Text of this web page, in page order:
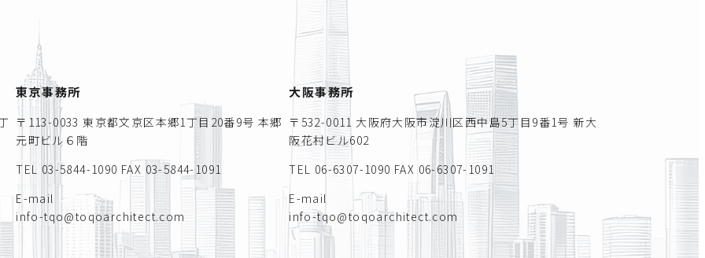
東京事務所
〒113-0033 東京都文京区本郷1丁目20番9号 本郷
元町ビル６階
TEL 03-5844-1090 FAX 03-5844-1091
E-mail
info-tqo@toqoarchitect.com
大阪事務所
〒532-0011 大阪府大阪市淀川区西中島5丁目9番1号 新大
阪花村ビル602
TEL 06-6307-1090 FAX 06-6307-1091
E-mail
info-tqo@toqoarchitect.com